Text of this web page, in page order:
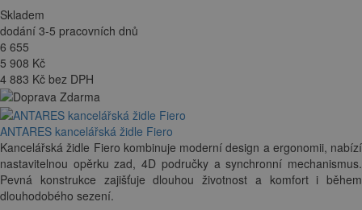
Skladem
dodání 3-5 pracovních dnů
6 655
5 908 Kč
4 883 Kč bez DPH
ANTARES kancelářská židle Fiero
Kancelářská židle Fiero kombinuje moderní design a ergonomii, nabízí
nastavitelnou opěrku zad, 4D područky a synchronní mechanismus.
Pevná konstrukce zajišťuje dlouhou životnost a komfort i během
dlouhodobého sezení.